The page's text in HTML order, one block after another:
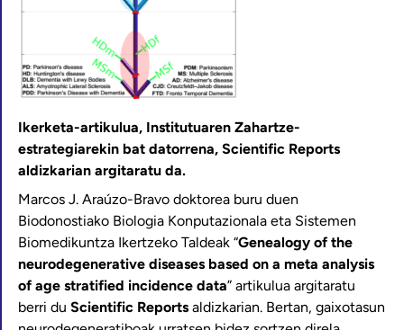
Ikerketa-artikulua, Institutuaren Zahartze-
estrategiarekin bat datorrena, Scientific Reports
aldizkarian argitaratu da.
Marcos J. Araúzo-Bravo doktorea buru duen
Biodonostiako Biologia Konputazionala eta Sistemen
Biomedikuntza Ikertzeko Taldeak “Genealogy of the
neurodegenerative diseases based on a meta analysis
of age stratified incidence data” artikulua argitaratu
berri du Scientific Reports aldizkarian. Bertan, gaixotasun